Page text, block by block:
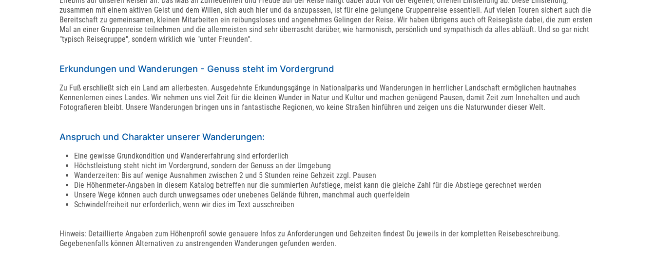
zusammen mit einem aktiven Geist und dem Willen, sich auch hier und da anzupassen, ist für eine gelungene Gruppenreise essentiell. Auf vielen Touren sichert auch die
Bereitschaft zu gemeinsamen, kleinen Mitarbeiten ein reibungsloses und angenehmes Gelingen der Reise. Wir haben übrigens auch oft Reisegäste dabei, die zum ersten
Mal an einer Gruppenreise teilnehmen und die allermeisten sind sehr überrascht darüber, wie harmonisch, persönlich und sympathisch da alles abläuft. Und so gar nicht
"typisch Reisegruppe", sondern wirklich wie "unter Freunden".
Erkundungen und Wanderungen - Genuss steht im Vordergrund
Zu Fuß erschließt sich ein Land am allerbesten. Ausgedehnte Erkundungsgänge in Nationalparks und Wanderungen in herrlicher Landschaft ermöglichen hautnahes
Kennenlernen eines Landes. Wir nehmen uns viel Zeit für die kleinen Wunder in Natur und Kultur und machen genügend Pausen, damit Zeit zum Innehalten und auch
Fotografieren bleibt. Unsere Wanderungen bringen uns in fantastische Regionen, wo keine Straßen hinführen und zeigen uns die Naturwunder dieser Welt.
Anspruch und Charakter unserer Wanderungen:
Eine gewisse Grundkondition und Wandererfahrung sind erforderlich
Höchstleistung steht nicht im Vordergrund, sondern der Genuss an der Umgebung
Wanderzeiten: Bis auf wenige Ausnahmen zwischen 2 und 5 Stunden reine Gehzeit zzgl. Pausen
Die Höhenmeter-Angaben in diesem Katalog betreffen nur die summierten Aufstiege, meist kann die gleiche Zahl für die Abstiege gerechnet werden
Unsere Wege können auch durch unwegsames oder unebenes Gelände führen, manchmal auch querfeldein
Schwindelfreiheit nur erforderlich, wenn wir dies im Text ausschreiben
Hinweis: Detaillierte Angaben zum Höhenprofil sowie genauere Infos zu Anforderungen und Gehzeiten findest Du jeweils in der kompletten Reisebeschreibung.
Gegebenenfalls können Alternativen zu anstrengenden Wanderungen gefunden werden.